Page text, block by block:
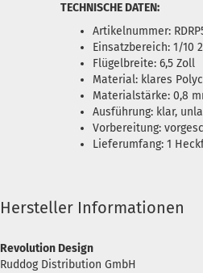
TECHNISCHE DATEN:
Artikelnummer:
Einsatzbereich: 1/10
Flügelbreite: 6,5 Zoll
Material: klares
Materialstärke: 0,8
Ausführung: klar,
Vorbereitung:
Lieferumfang: 1
Hersteller Informationen
Revolution Design
Ruddog Distribution GmbH